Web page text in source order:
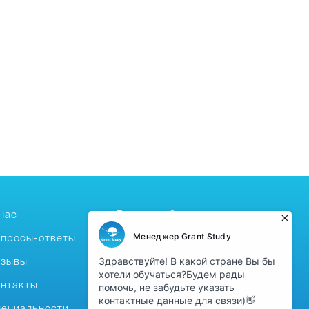
ответы Бесплатное обучение
Foundation-год за
рубежом
Языковые курсы